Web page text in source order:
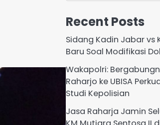
Recent Posts
Sidang Kadin Jabar vs
Baru Soal Modifikasi
Wakapolri:
Raharjo ke UBISA
Studi Kepolisian
Jasa Raharja Jamin